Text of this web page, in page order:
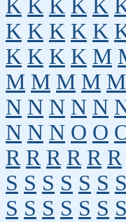
K K K K K
K K K K K
K K K K M
M M M M M
N N N N N
N N N O O
R R R R R R
S S S S S S S
S S S S S S S